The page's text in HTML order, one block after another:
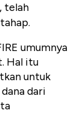
telah
umumnya
Hal itu
untuk
dari